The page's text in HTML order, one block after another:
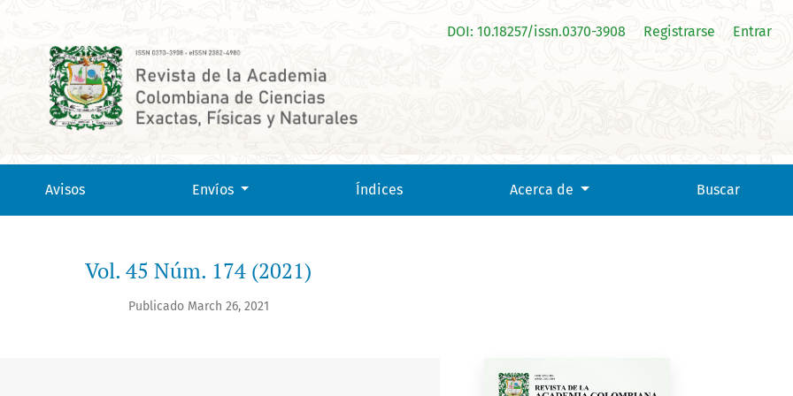
Avisos Envíos Índices Acerca de Buscar
DOI: 10.18257/issn.0370-3908 Registrarse Entrar
Vol. 45 Núm. 174 (2021)
Publicado March 26, 2021